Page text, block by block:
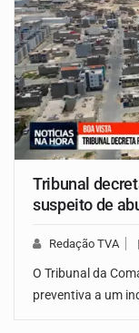
Tribunal
suspeito de
Redação TVA
O Tribunal da
preventiva a um